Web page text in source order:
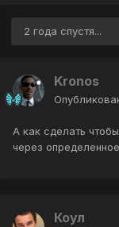
2 года спустя...
Kronos
А как сделать
через
Коул